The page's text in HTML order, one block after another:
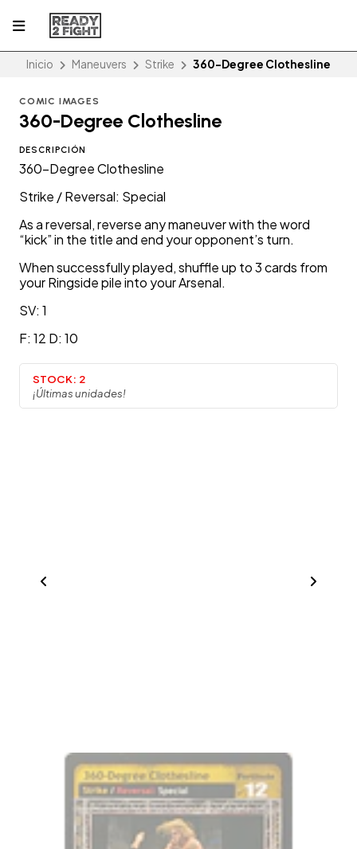
Inicio Maneuvers Strike 360-Degree Clothesline
COMIC IMAGES
360-Degree Clothesline
DESCRIPCIÓN
360-Degree Clothesline
Strike / Reversal: Special
As a reversal, reverse any maneuver with the word
“kick” in the title and end your opponent’s turn.
When successfully played, shuffle up to 3 cards from
your Ringside pile into your Arsenal.
SV: 1
F: 12 D: 10
STOCK: 2
¡Últimas unidades!